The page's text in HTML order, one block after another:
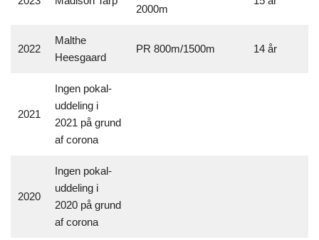
2000m
2022
Malthe
Heesgaard
PR 800m/1500m 14 år
2021
Ingen pokal-
uddeling i
2021 på grund
af corona
2020
Ingen pokal-
uddeling i
2020 på grund
af corona